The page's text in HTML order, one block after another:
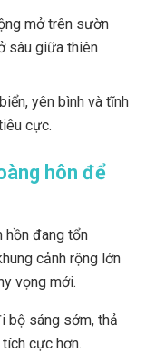
mở trên sườn
sâu giữa thiên
yên bình và tĩnh
cực.
hôn để
hồn đang tổn
cảnh rộng lớn
vọng mới.
bộ sáng sớm, thả
cực hơn.